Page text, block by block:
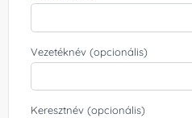
Vezetéknév (opcionális)
Keresztnév (opcionális)